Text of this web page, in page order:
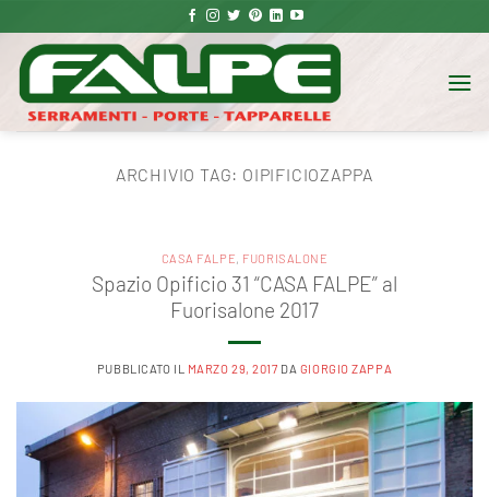
ai
contenuti
ARCHIVIO TAG: OIPIFICIOZAPPA
CASA FALPE, FUORISALONE
Spazio Opificio 31 “CASA FALPE” al
Fuorisalone 2017
PUBBLICATO IL MARZO 29, 2017 DA GIORGIO ZAPPA